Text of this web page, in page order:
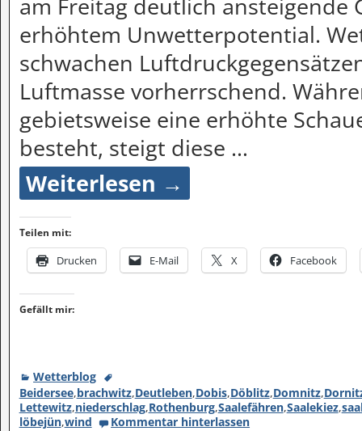
am Freitag deutlich ansteigende
erhöhtem Unwetterpotential.
schwachen
Luftmasse vorherrschend.
gebietsweise eine erhöhte
besteht, steigt diese …
Weiterlesen →
Teilen mit:
Drucken E-Mail X Facebook
Gefällt mir:
Wetterblog
Beidersee,brachwitz,Deutleben,Dobis,Döblitz,Domnitz,
Lettewitz,niederschlag,Rothenburg,Saalefähren,Saalekiez,
löbejün,wind Kommentar hinterlassen